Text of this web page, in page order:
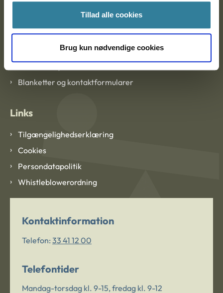
Tillad alle cookies
Brug kun nødvendige cookies
CVR: 1007 4002
Om Ankestyrelsen
Om Ankestyrelsen
Blanketter og kontaktformularer
Links
Tilgængelighedserklæring
Cookies
Persondatapolitik
Whistleblowerordning
Kontaktinformation
Telefon: 33 41 12 00
Telefontider
Mandag-torsdag kl. 9-15, fredag kl. 9-12